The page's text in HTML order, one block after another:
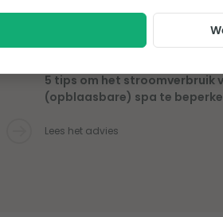
5 tips om het stroomverbruik
(opblaasbare) spa te
Lees het advies